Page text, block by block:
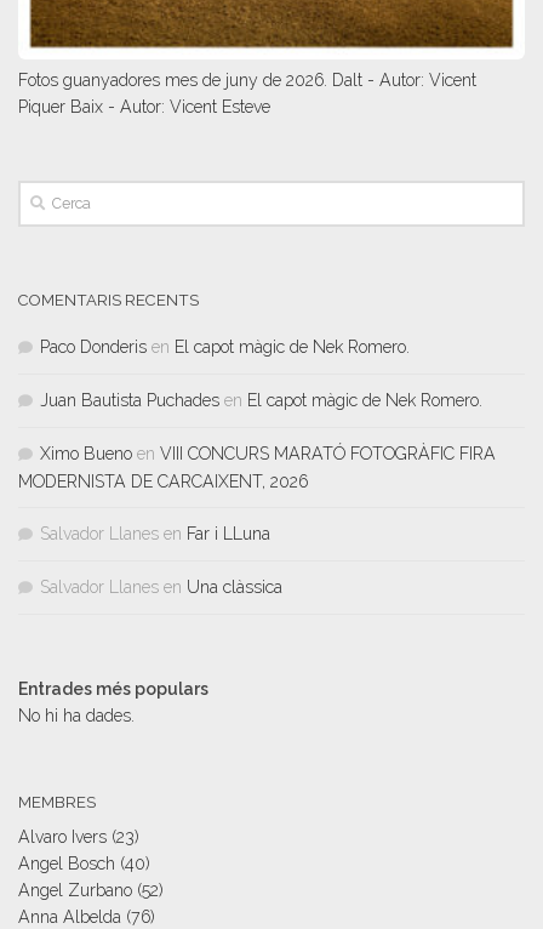
Fotos guanyadores mes de juny de 2026. Dalt - Autor: Vicent
Piquer Baix - Autor: Vicent Esteve
COMENTARIS RECENTS
Paco Donderis en El capot màgic de Nek Romero.
Juan Bautista Puchades en El capot màgic de Nek Romero.
Ximo Bueno en VIII CONCURS MARATÓ FOTOGRÀFIC FIRA
MODERNISTA DE CARCAIXENT, 2026
Salvador Llanes en Far i LLuna
Salvador Llanes en Una clàssica
Entrades més populars
No hi ha dades.
MEMBRES
Alvaro Ivers (23)
Angel Bosch (40)
Angel Zurbano (52)
Anna Albelda (76)